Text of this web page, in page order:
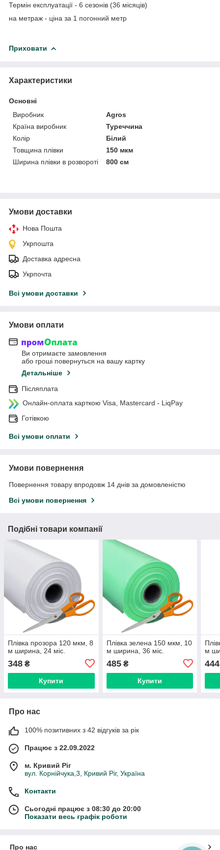
Термін експлуатації - 6 сезонів (36 місяців)
на метраж - ціна за 1 погонний метр
Приховати
Характеристики
Основні
Виробник
Agros
Країна виробник
Туреччина
Колір
Білий
Товщина плівки
150 мкм
Ширина плівки в розвороті
800 см
Умови доставки
Нова Пошта
Укрпошта
Доставка адресна
Укрпочта
Всі умови доставки
Умови оплати
Ви отримаєте замовлення
або гроші повернуться на вашу картку
Детальніше
Післяплата
Онлайн-оплата карткою Visa, Mastercard - LiqPay
Готівкою
Всі умови оплати
Умови повернення
Повернення товару впродовж 14 днів за домовленістю
Всі умови повернення
Подібні товари компанії
Плівка прозора 120 мкм, 8
м ширина, 24 міс.
348 ₴
Купити
Плівка зелена 150 мкм, 10
м ширина, 36 міс.
485₴
Купити
м
444
Про нас
100% позитивних з 42 відгуків за рік
Працює з 22.09.2022
м. Кривий Ріг
вул. Корнійчука,3, Кривий Ріг, Україна
Контакти
Сьогодні працює з 08:30 до 20:00
Показати весь графік роботи
Про нас